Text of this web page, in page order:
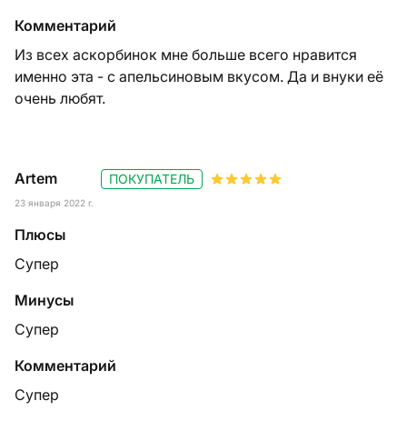
Комментарий
Из всех аскорбинок мне больше всего нравится
именно эта - с апельсиновым вкусом. Да и внуки её
очень любят.
Artem
23 января 2022 г.
ПОКУПАТЕЛЬ
Плюсы
Супер
Минусы
Супер
Комментарий
Супер